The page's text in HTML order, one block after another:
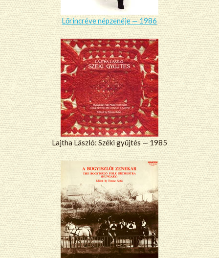
Lőrincréve népzenéje — 1986
Lajtha László: Széki gyűjtés — 1985